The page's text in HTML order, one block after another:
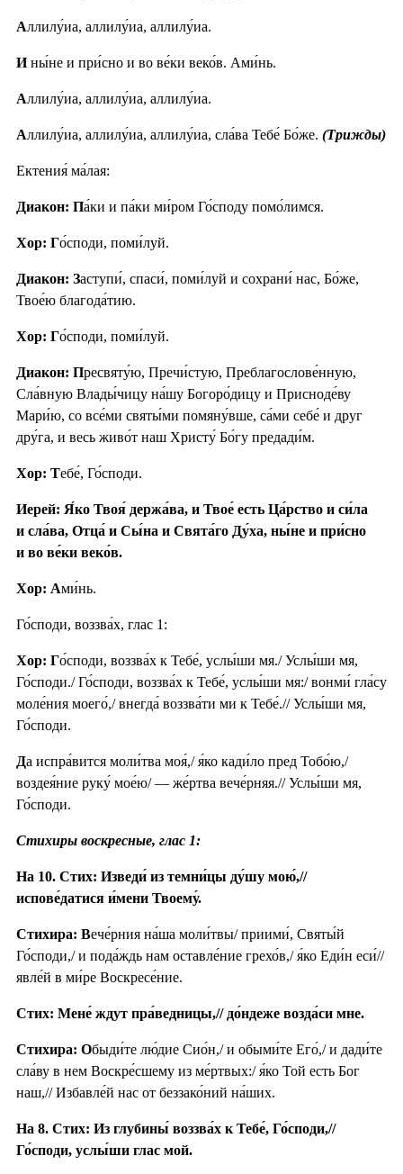
Аллилу́иа, аллилу́иа, аллилу́иа.
Ины́не и при́сно и во ве́ки веко́в. Ами́нь.
Аллилу́иа, аллилу́иа, аллилу́иа.
Аллилу́иа, аллилу́иа, аллилу́иа, сла́ва Тебе́ Бо́же. (Трижды)
Ектения́ ма́лая:
Диакон: Па́ки и па́ки ми́ром Го́споду помо́лимся.
Хор: Го́споди, поми́луй.
Диакон: Заступи́, спаси́, поми́луй и сохрани́ нас, Бо́же,
Твое́ю благода́тию.
Хор: Го́споди, поми́луй.
Диакон: Пресвяту́ю, Пречи́стую, Преблагослове́нную,
Сла́вную Влады́чицу на́шу Богоро́дицу и Присноде́ву
Мари́ю, со все́ми святы́ми помяну́вше, са́ми себе́ и друг
дру́га, и весь живо́т наш Христу́ Бо́гу предади́м.
Хор: Тебе́, Го́споди.
Иерей: Я́ко Твоя́ держа́ва, и Твое́ есть Ца́рство и си́ла
и сла́ва, Отца́ и Сы́на и Свята́го Ду́ха, ны́не и при́сно
и во ве́ки веко́в.
Хор: Ами́нь.
Го́споди, воззва́х, глас 1:
Хор: Го́споди, воззва́х к Тебе́, услы́ши мя./ Услы́ши мя,
Го́споди./ Го́споди, воззва́х к Тебе́, услы́ши мя:/ вонми́ гла́су
моле́ния моего́,/ внегда́ воззва́ти ми к Тебе́.// Услы́ши мя,
Го́споди.
Да испра́вится моли́тва моя́,/ я́ко кади́ло пред Тобо́ю,/
воздея́ние руку́ мое́ю/ — же́ртва вече́рняя.// Услы́ши мя,
Го́споди.
Стихиры воскресные, глас 1:
На 10. Стих: Изведи́ из темни́цы ду́шу мою́,//
испове́датися и́мени Твоему́.
Стихира: Вече́рния на́ша моли́твы/ приими́, Святы́й
Го́споди,/ и пода́ждь нам оставле́ние грехо́в,/ я́ко Еди́н еси́//
явле́й в ми́ре Воскресе́ние.
Стих: Мене́ ждут пра́ведницы,// до́ндеже возда́си мне.
Стихира: Обыди́те лю́дие Сио́н,/ и обыми́те Его́,/ и дади́те
сла́ву в нем Воскре́сшему из ме́ртвых:/ я́ко Той есть Бог
наш,// Избавле́й нас от беззако́ний на́ших.
На 8. Стих: Из глубины́ воззва́х к Тебе́, Го́споди,//
Го́споди, услы́ши глас мой.